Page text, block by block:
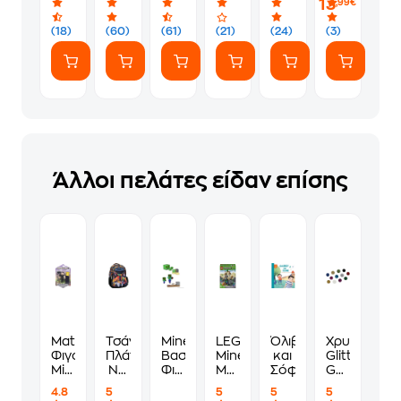
(18) (60) (61) (21)
2-6
Σχέδια
(FYJ64)
(24) (3)
13,99€
Άλλοι πελάτες είδαν επίσης
Mattel
Φιγούρα
Minecraft
εκ.
4.8
Τσάντα
Πλάτης
No
Colored
5
Minecraft:
Βασική
Φιγούρα
Αξεσουάρ
LEGO®
Minecraft®
Μπουντρούμι
Ζόμπι
5
Όλιβερ
και
Σόφι
5
Glitter
Goolbee
(12
5